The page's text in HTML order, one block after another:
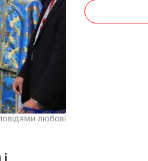
любові